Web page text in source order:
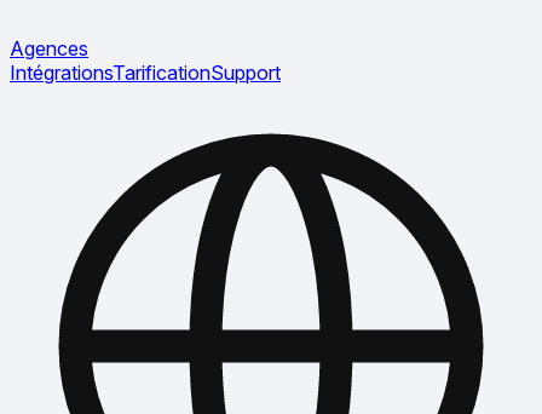
Agences
IntégrationsTarificationSupport